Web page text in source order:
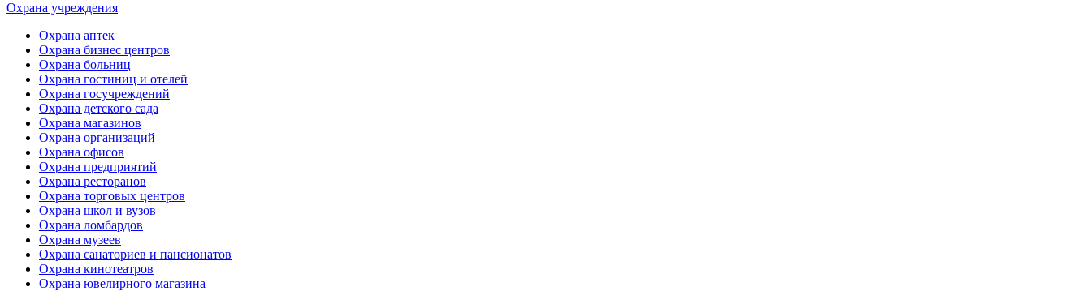
Охрана учреждения
Охрана аптек
Охрана бизнес центров
Охрана больниц
Охрана гостиниц и отелей
Охрана госучреждений
Охрана детского сада
Охрана магазинов
Охрана организаций
Охрана офисов
Охрана предприятий
Охрана ресторанов
Охрана торговых центров
Охрана школ и вузов
Охрана ломбардов
Охрана музеев
Охрана санаториев и пансионатов
Охрана кинотеатров
Охрана ювелирного магазина